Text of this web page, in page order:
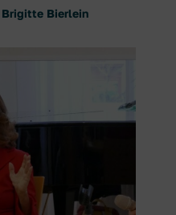
Brigitte Bierlein